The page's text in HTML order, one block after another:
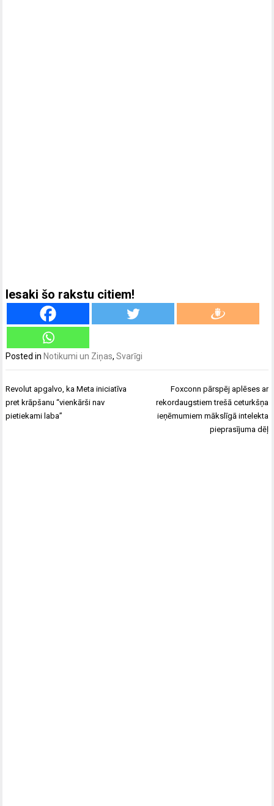
Iesaki šo rakstu citiem!
Posted in Notikumi un Ziņas,Svarīgi
Ziņu
izvēlne
Revolut apgalvo, ka Meta iniciatīva
pret krāpšanu “vienkārši nav
pietiekami laba”
Foxconn pārspēj aplēses ar
rekordaugstiem trešā ceturkšņa
ieņēmumiem mākslīgā intelekta
pieprasījuma dēļ